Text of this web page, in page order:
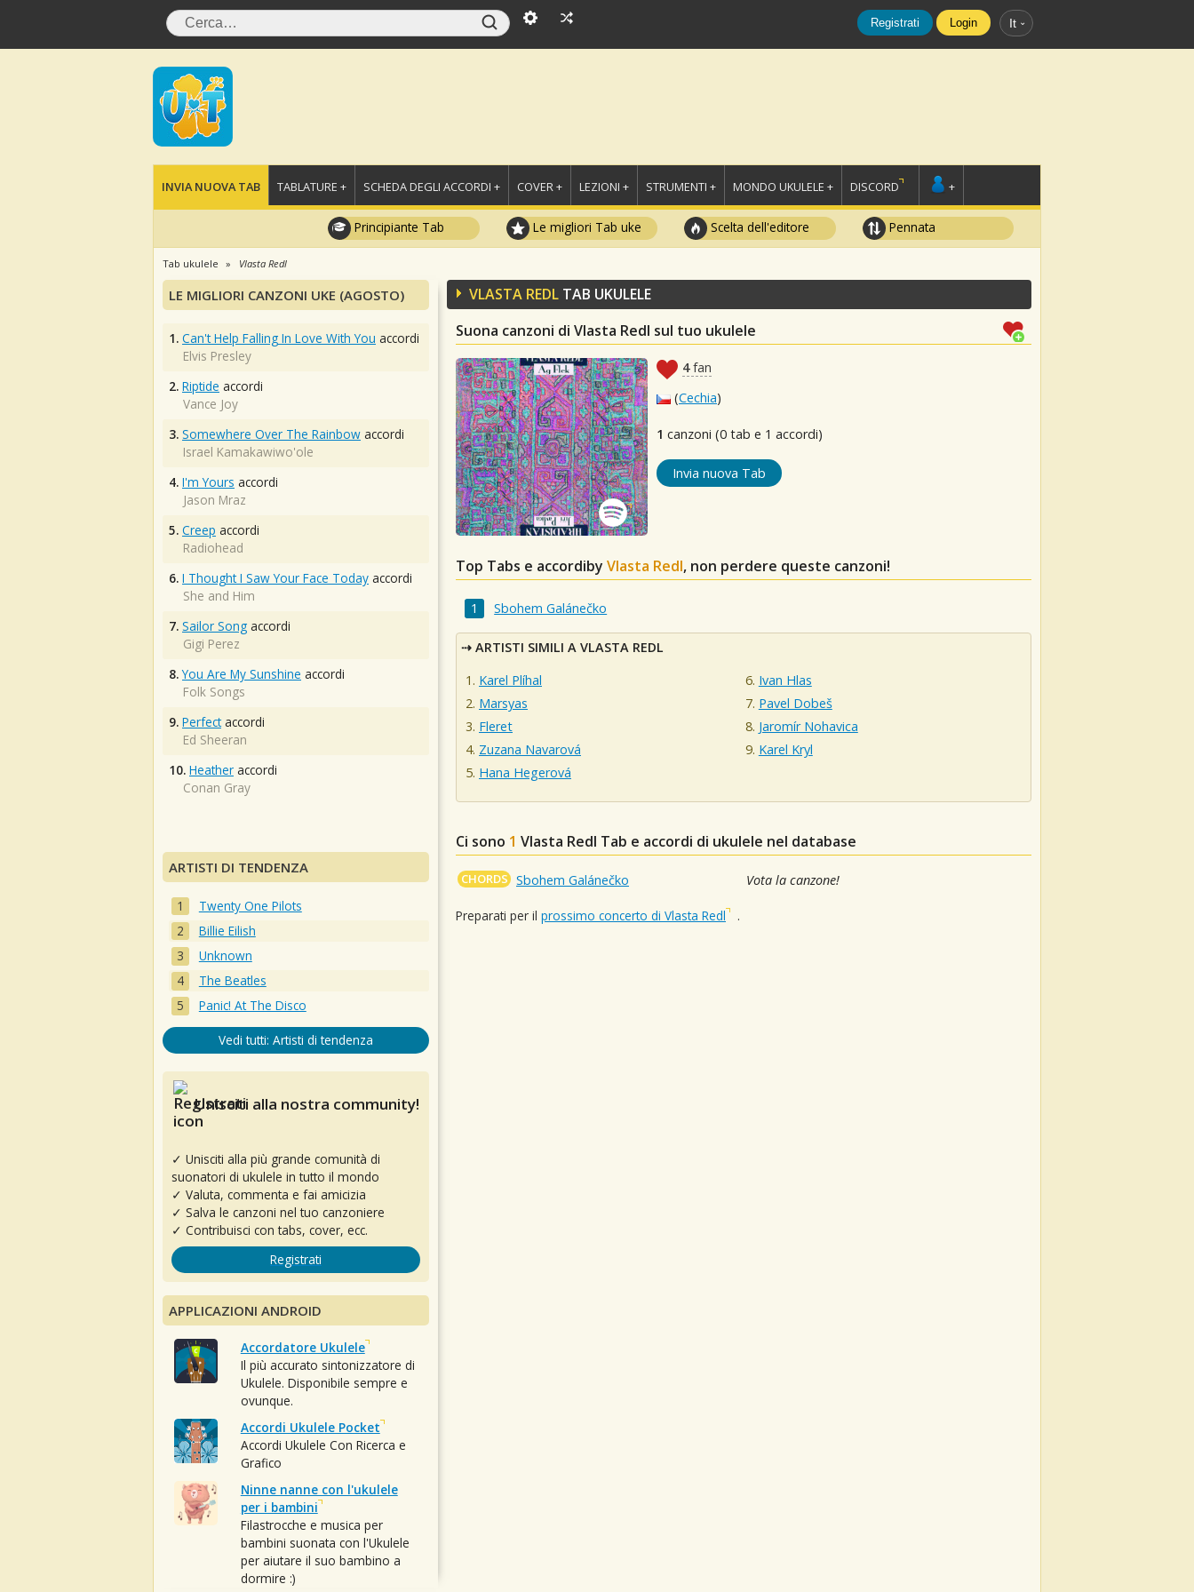
Registrati Login It
INVIA NUOVA TAB TABLATURE + SCHEDA DEGLI ACCORDI + COVER + LEZIONI + STRUMENTI + MONDO UKULELE + DISCORD +
Principiante Tab Le migliori Tab uke Scelta dell'editore Pennata
Tab ukulele Vlasta Redl
VLASTA REDL TAB UKULELE
Suona canzoni di Vlasta Redl sul tuo ukulele
4fan
(Cechia)
1 canzoni (0 tab e 1 accordi)
Invia nuova Tab
Top Tabs e accordiby Vlasta Redl, non perdere queste canzoni!
Sbohem Galánečko
ARTISTI SIMILI A VLASTA REDL
Karel Plíhal
Marsyas
Fleret
Zuzana Navarová
Hana Hegerová
Ivan Hlas
Pavel Dobeš
Jaromír Nohavica
Karel Kryl
Ci sono 1 Vlasta Redl Tab e accordi di ukulele nel database
CHORDS Sbohem Galánečko Vota la canzone!
Preparati per il prossimo concerto di Vlasta Redl .
LE MIGLIORI CANZONI UKE (AGOSTO)
1. Can't Help Falling In Love With You accordi
Elvis Presley
2. Riptide accordi
Vance Joy
3. Somewhere Over The Rainbow accordi
Israel Kamakawiwo'ole
4. I'm Yours accordi
Jason Mraz
5. Creep accordi
Radiohead
6. I Thought I Saw Your Face Today accordi
She and Him
7. Sailor Song accordi
Gigi Perez
8. You Are My Sunshine accordi
Folk Songs
9. Perfectaccordi
Ed Sheeran
10. Heather accordi
Conan Gray
ARTISTI DI TENDENZA
Twenty One Pilots
Billie Eilish
Unknown
The Beatles
Panic! At The Disco
Vedi tutti: Artisti di tendenza
Unisciti alla nostra community!
✓ Unisciti alla più grande comunità di
suonatori di ukulele in tutto il mondo
✓ Valuta, commenta e fai amicizia
✓ Salva le canzoni nel tuo canzoniere
✓ Contribuisci con tabs, cover, ecc.
Registrati
APPLICAZIONI ANDROID
Accordatore Ukulele
Il più accurato sintonizzatore di
Ukulele. Disponibile sempre e
ovunque.
Accordi Ukulele Pocket
Accordi Ukulele Con Ricerca e
Grafico
Ninne nanne con l'ukulele
per i bambini
Filastrocche e musica per
bambini suonata con l'Ukulele
per aiutare il suo bambino a
dormire :)